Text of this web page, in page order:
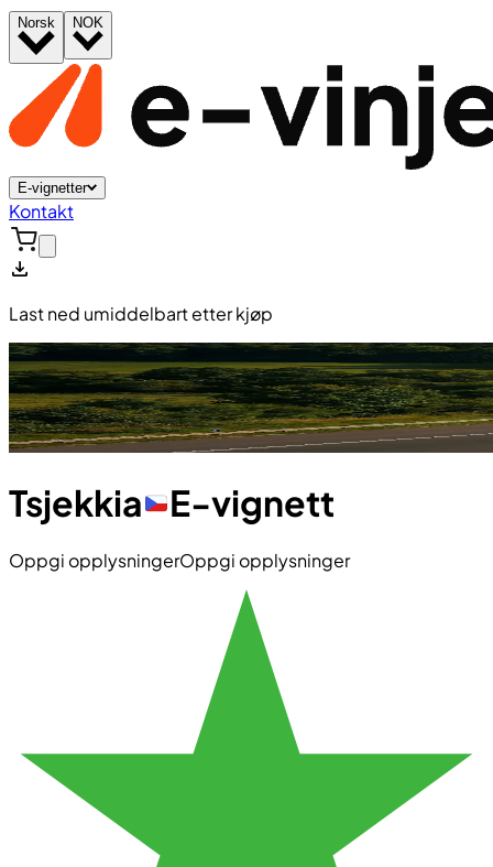
Norsk NOK
E-vignetter
Kontakt
Last ned umiddelbart etter kjøp
Tsjekkia E-vignett
Oppgi opplysningerOppgi opplysninger